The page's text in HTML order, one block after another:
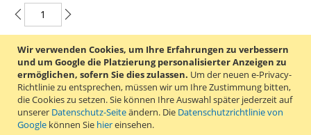
Wir verwenden Cookies, um Ihre Erfahrungen zu verbessern
und um Google die Platzierung personalisierter Anzeigen zu
ermöglichen, sofern Sie dies zulassen. Um der neuen e-Privacy-
Richtlinie zu entsprechen, müssen wir um Ihre Zustimmung bitten,
die Cookies zu setzen.Sie können Ihre Auswahl später jederzeit auf
unserer Datenschutz-Seiteändern. Die Datenschutzrichtlinie von
Google können Sie hiereinsehen.
In den Warenkorb
ZUR WUNSCHLISTE HINZUFÜGEN